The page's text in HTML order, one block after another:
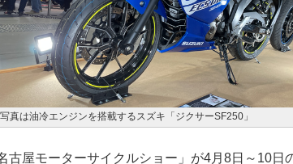
写真は油冷エンジンを搭載するスズキ「ジクサーSF250」
古屋モーターサイクルショー」が4月8日～10日